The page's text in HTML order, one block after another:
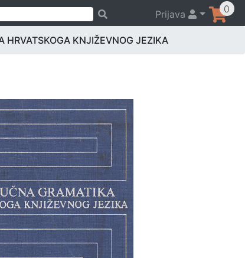
Prijava 0
HRVATSKOGA KNJIŽEVNOG JEZIKA